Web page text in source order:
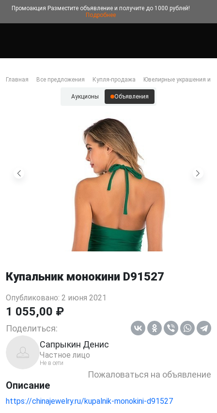
Промоакция Разместите объявление и получите до 1000 рублей!
Подробнее
Главная Все предложения Купля-продажа Ювелирные украшения и
Аукционы Объявления
Купальник монокини D91527
Опубликовано: 2 июня 2021
1 055,00 ₽
Поделиться:
Сапрыкин Денис
Частное лицо
Не в сети
Пожаловаться на объявление
Описание
https://chinajewelry.ru/kupalnik-monokini-d91527